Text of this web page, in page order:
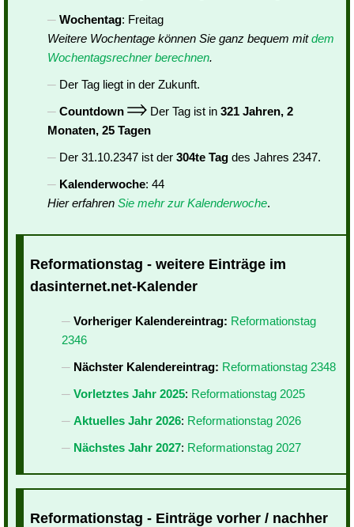
Wochentag: Freitag
Weitere Wochentage können Sie ganz bequem mitdem
Wochentagsrechner berechnen.
Der Tag liegt in der Zukunft.
Countdown
Der Tag ist in 321 Jahren, 2
Monaten, 25 Tagen
Der 31.10.2347 ist der 304te Tag des Jahres 2347.
Kalenderwoche: 44
Hier erfahren Sie mehr zur Kalenderwoche.
Reformationstag - weitere Einträge im
dasinternet.net-Kalender
Vorheriger Kalendereintrag: Reformationstag
2346
Nächster Kalendereintrag: Reformationstag 2348
Vorletztes Jahr 2025: Reformationstag 2025
Aktuelles Jahr 2026: Reformationstag 2026
Nächstes Jahr 2027: Reformationstag 2027
Reformationstag - Einträge vorher / nachher